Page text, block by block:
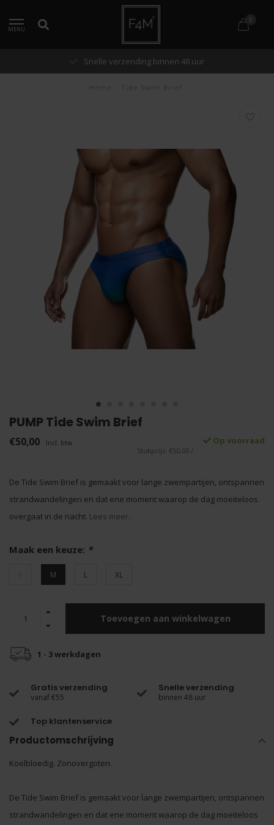
MENU
0
Snelle verzending binnen 48 uur
PUMP Tide Swim Brief
€50,00 Incl. btw Op voorraad
Stukprijs: €50,00 /
De Tide Swim Brief is gemaakt voor lange zwempartijen, ontspannen
strandwandelingen en dat ene moment waarop de dag moeiteloos
overgaat in de nacht. Lees meer..
Maak een keuze: *
M L XL
Toevoegen aan winkelwagen
1 - 3 werkdagen
Gratis verzending
vanaf €55
Snelle verzending
binnen 48 uur
Top klantenservice
Productomschrijving
Koelbloedig. Zonovergoten.
De Tide Swim Brief is gemaakt voor lange zwempartijen, ontspannen
strandwandelingen en dat ene moment waarop de dag moeiteloos